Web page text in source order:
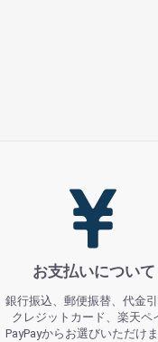
お支払いについて
銀行振込、郵便振替、代金引
クレジットカード、楽天ペ
PayPayからお選びいただけま